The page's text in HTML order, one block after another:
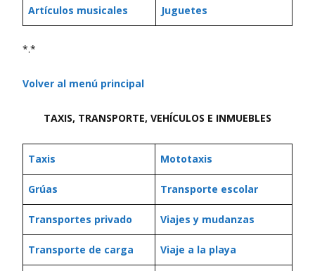
Artículos musicales Juguetes
*.*
Volver al menú principal
TAXIS, TRANSPORTE, VEHÍCULOS E INMUEBLES
Taxis Mototaxis
Grúas Transporte escolar
Transportes privado Viajes y mudanzas
Transporte de carga Viaje a la playa